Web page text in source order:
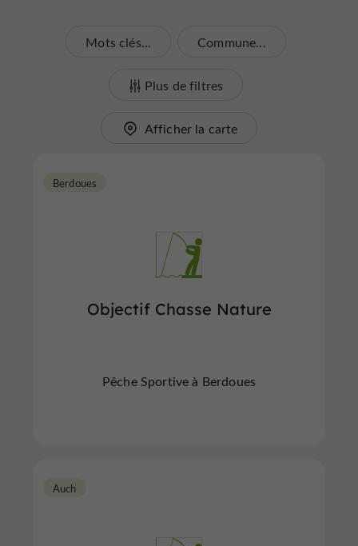
Mots clés... Commune...
Plus de filtres
Afficher la carte
Objectif Chasse Nature
Berdoues
Pêche Sportive à Berdoues
Auch